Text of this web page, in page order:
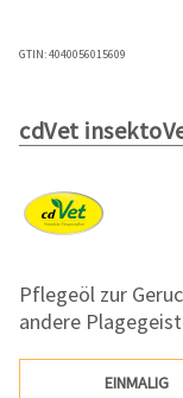
GTIN:4040056015609
cdVet
Pflegeöl zur
andere
EINMALIG